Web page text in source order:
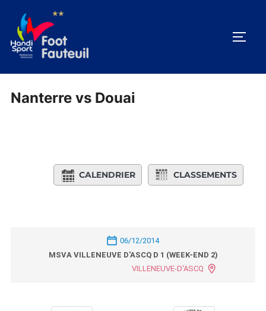
contenu
Nanterre vs Douai
CALENDRIER CLASSEMENTS
06/12/2014
MSVA VILLENEUVE D'ASCQ D 1 (WEEK-END 2)
VILLENEUVE-D'ASCQ